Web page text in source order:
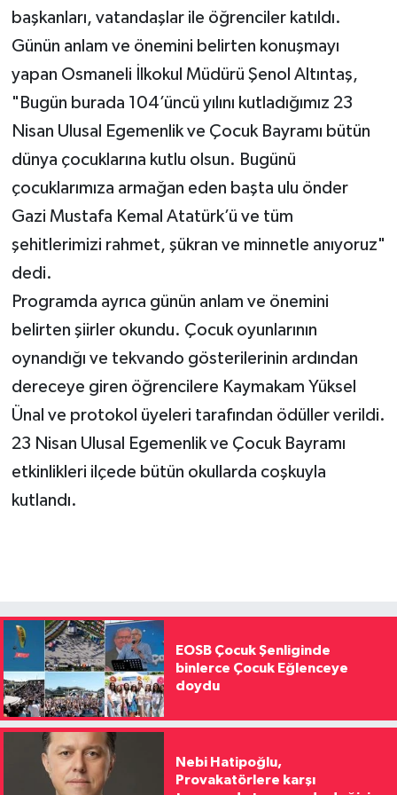
başkanları, vatandaşlar ile öğrenciler katıldı.
Günün anlam ve önemini belirten konuşmayı
yapan Osmaneli İlkokul Müdürü Şenol Altıntaş,
"Bugün burada 104’üncü yılını kutladığımız 23
Nisan Ulusal Egemenlik ve Çocuk Bayramı bütün
dünya çocuklarına kutlu olsun. Bugünü
çocuklarımıza armağan eden başta ulu önder
Gazi Mustafa Kemal Atatürk’ü ve tüm
şehitlerimizi rahmet, şükran ve minnetle anıyoruz"
dedi.
Programda ayrıca günün anlam ve önemini
belirten şiirler okundu. Çocuk oyunlarının
oynandığı ve tekvando gösterilerinin ardından
dereceye giren öğrencilere Kaymakam Yüksel
Ünal ve protokol üyeleri tarafından ödüller verildi.
23 Nisan Ulusal Egemenlik ve Çocuk Bayramı
etkinlikleri ilçede bütün okullarda coşkuyla
kutlandı.
EOSB Çocuk Şenliginde
binlerce Çocuk Eğlenceye
doydu
Nebi Hatipoğlu,
Provakatörlere karşı